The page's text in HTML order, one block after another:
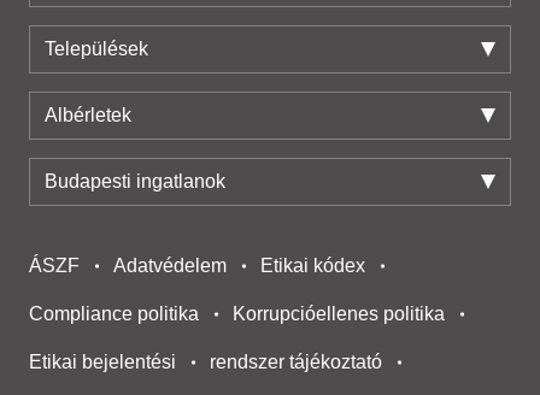
Települések
Albérletek
Budapesti ingatlanok
ÁSZF Adatvédelem Etikai kódex
Compliance politika Korrupcióellenes politika
Etikai bejelentési rendszer tájékoztató